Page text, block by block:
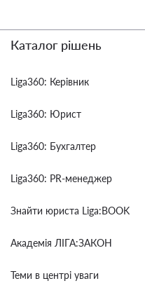
Каталог рішень
Liga360: Керівник
Liga360: Юрист
Liga360: Бухгалтер
Liga360: PR-менеджер
Знайти юриста Liga:BOOK
Академія ЛІГА:ЗАКОН
Теми в центрі уваги